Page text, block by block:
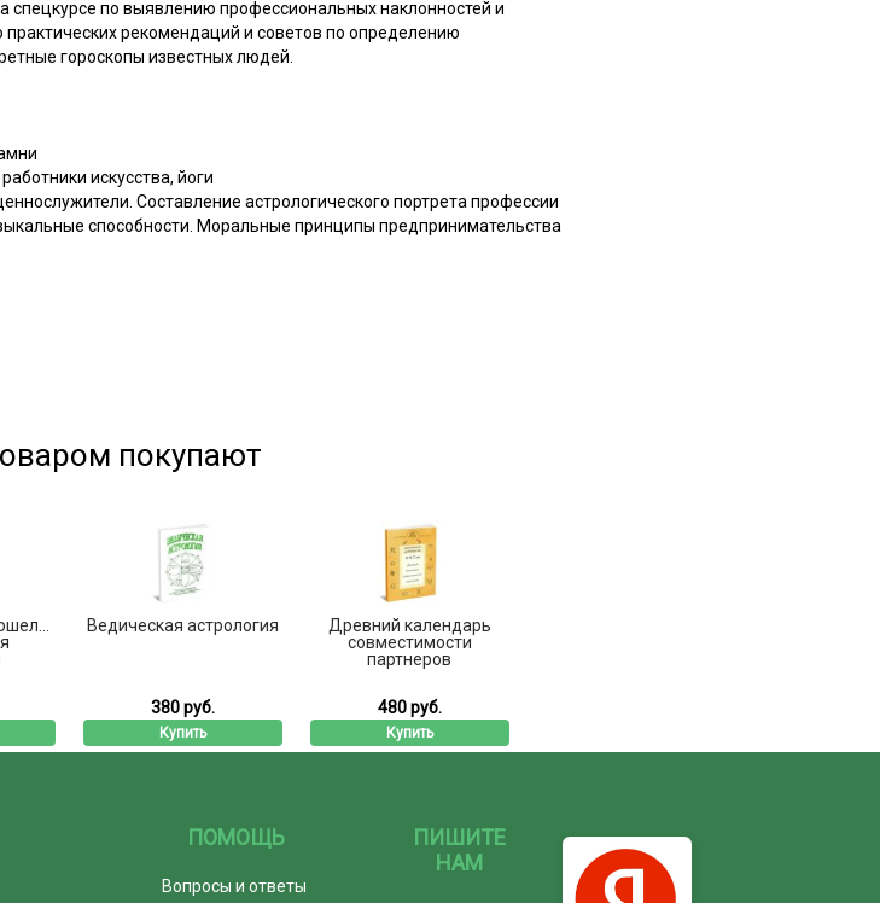
по выявлению профессиональных наклонностей и
рекомендаций и советов по определению
гороскопы известных людей.
искусства, йоги
Составление астрологического портрета профессии
способности. Моральные принципы предпринимательства
покупают
Ведическая астрология
380 руб.
Купить
Древний календарь
совместимости
партнеров
480 руб.
Купить
ПОМОЩЬ
Вопросы и ответы
ПИШИТЕ
НАМ